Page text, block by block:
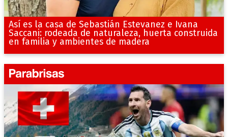
Así es la casa de Sebastián Estevanez e Ivana
Saccani: rodeada de naturaleza, huerta construida
en familia y ambientes de madera